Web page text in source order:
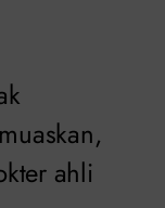
ahli